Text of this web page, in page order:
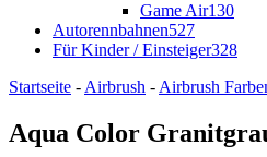
Game Air130
Autorennbahnen527
Für Kinder / Einsteiger328
Startseite - Airbrush - Airbrush
Aqua Color